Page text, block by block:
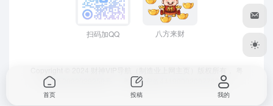
扫码加QQ 八方来财
ICP备2022039259号
、 粤公网安备44190002007732号
首页 投稿 我的